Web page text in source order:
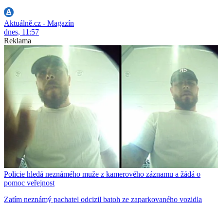
Aktuálně.cz - Magazín
dnes, 11:57
Reklama
Policie hledá neznámého muže z kamerového záznamu a žádá o
pomoc veřejnost
Zatím neznámý pachatel odcizil batoh ze zaparkovaného vozidla